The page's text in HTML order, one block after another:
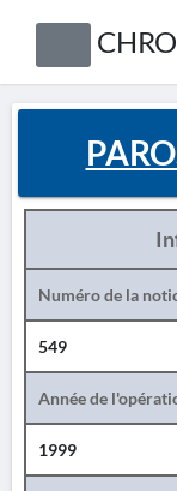
Numéro de la
549
Année de
1999